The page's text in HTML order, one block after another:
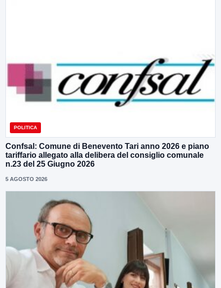
POLITICA
Confsal: Comune di Benevento Tari anno 2026 e piano
tariffario allegato alla delibera del consiglio comunale
n.23 del 25 Giugno 2026
5 AGOSTO 2026